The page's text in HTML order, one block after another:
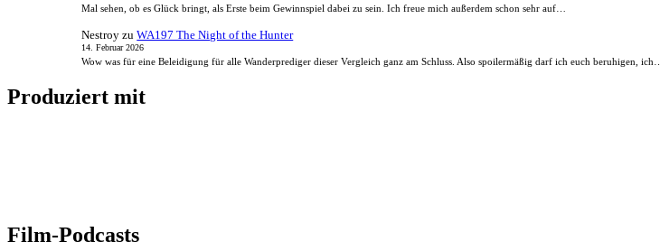
Mal sehen, ob es Glück bringt, als Erste beim Gewinnspiel dabei zu sein. Ich freue mich außerdem schon sehr auf…
Nestroy zuWA197 The Night of the Hunter
14. Februar 2026
Wow was für eine Beleidigung für alle Wanderprediger dieser Vergleich ganz am Schluss. Also spoilermäßig darf ich euch beruhigen, ich…
Produziert mit
Film-Podcasts